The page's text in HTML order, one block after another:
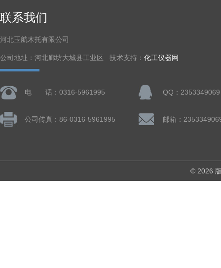
联系我们
河北玉航木托有限公司
公司地址：河北廊坊大城县工业区 技术支持： 化工仪器网
电 话：0316-5961995 QQ：2353349069
公司传真：86-0316-5961995 邮箱：
© 2026